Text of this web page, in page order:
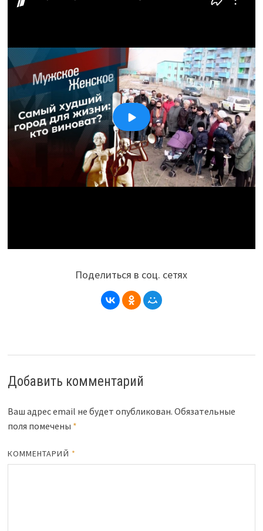
Поделиться в соц. сетях
Добавить комментарий
Ваш адрес email не будет опубликован. Обязательные
поля помечены *
КОММЕНТАРИЙ *